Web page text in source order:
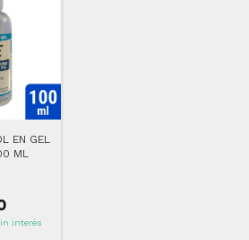
EN GEL
ML
interés